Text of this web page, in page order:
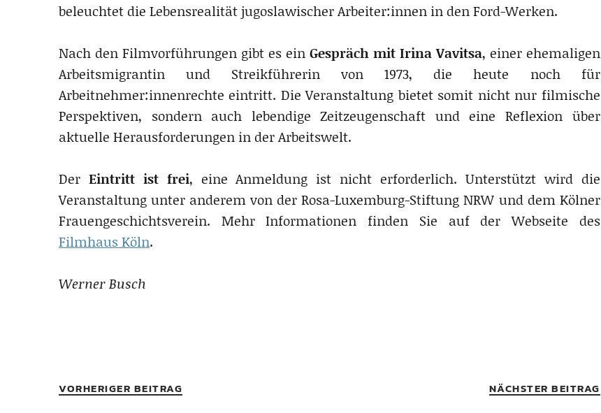
beleuchtet die Lebensrealität jugoslawischer Arbeiter:innen in den Ford-Werken.
Nach den Filmvorführungen gibt es ein Gespräch mit Irina Vavitsa, einer ehemaligen
Arbeitsmigrantin und Streikführerin von 1973, die heute noch für
Arbeitnehmer:innenrechte eintritt. Die Veranstaltung bietet somit nicht nur filmische
Perspektiven, sondern auch lebendige Zeitzeugenschaft und eine Reflexion über
aktuelle Herausforderungen in der Arbeitswelt.
Der Eintritt ist frei, eine Anmeldung ist nicht erforderlich. Unterstützt wird die
Veranstaltung unter anderem von der Rosa-Luxemburg-Stiftung NRW und dem Kölner
Frauengeschichtsverein. Mehr Informationen finden Sie auf der Webseite des
Filmhaus Köln.
Werner Busch
VORHERIGER BEITRAG NÄCHSTER BEITRAG